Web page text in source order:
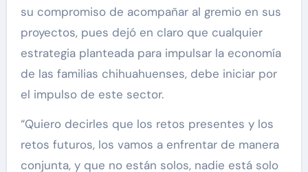
su compromiso de acompañar al gremio en sus
proyectos, pues dejó en claro que cualquier
estrategia planteada para impulsar la economía
de las familias chihuahuenses, debe iniciar por
el impulso de este sector.
“Quiero decirles que los retos presentes y los
retos futuros, los vamos a enfrentar de manera
conjunta, y que no están solos, nadie está solo